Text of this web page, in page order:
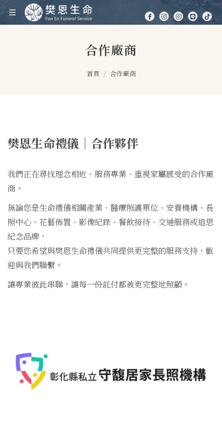
合作廠商
首頁 合作廠商
樊恩生命禮儀｜合作夥伴
我們正在尋找理念相近、服務專業、重視家屬感受的合作廠
商。
無論您是生命禮儀相關產業、醫療照護單位、安養機構、長
照中心、花藝佈置、影像紀錄、餐飲接待、交通服務或追思
紀念品牌，
只要您希望與樊恩生命禮儀共同提供更完整的服務支持，歡
迎與我們聯繫。
讓專業彼此串聯，讓每一份託付都被更完整地照顧。